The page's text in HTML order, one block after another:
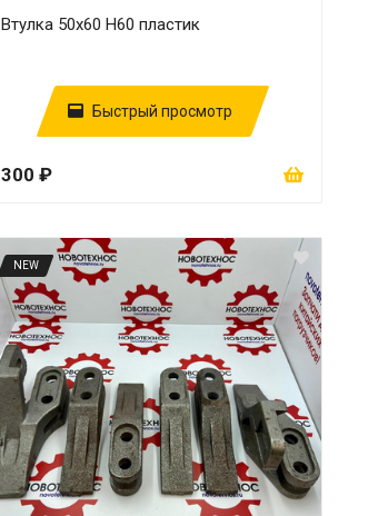
Втулка 50х60 H60 пластик
Быстрый просмотр
300 ₽
NEW